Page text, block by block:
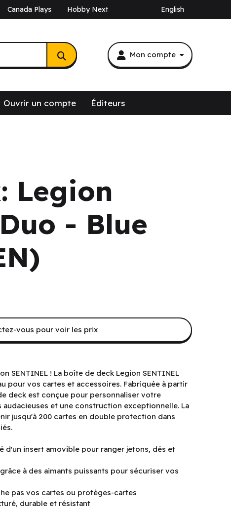
Canada Plays Hobby Next English
Mon compte
Ouvrir un compte Éditeurs
Legion
- Blue
SENTINEL ! La boîte de deck Legion SENTINEL
pour vos cartes et accessoires. Fabriquée à partir
deck est conçue pour personnaliser votre
et une construction exceptionnelle. La
jusqu'à 200 cartes en double protection dans
d'un insert amovible pour ranger jetons, dés et
à des aimants puissants pour sécuriser vos
pas vos cartes ou protèges-cartes
durable et résistant
vous pour voir les prix